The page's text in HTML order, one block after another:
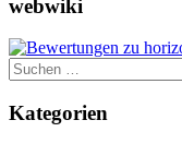
webwiki
Suchen
nach:
Kategorien